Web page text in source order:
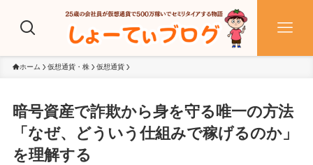
ホーム 仮想通貨・株 仮想通貨
暗号資産で詐欺から身を守る唯一の方法
「なぜ、どういう仕組みで稼げるのか」
を理解する